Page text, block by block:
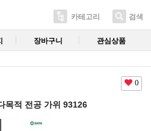
카테고리 검색
장바구니 관심상품
0
목적 전공 가위 93126